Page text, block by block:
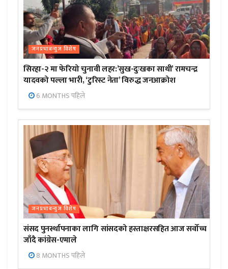
जनप्रभाबन्युज विशेष
सिरहा-२ मा फेरियो चुनावी लहर:’सुख-दुःखका साथी’ रामचन्द्र
यादवको पल्ला भारी, ‘टुरिस्ट नेता’ विरुद्ध जनआक्रोश
6 MONTHS पहिले
जनप्रभाबन्युज विशेष
संसद पुनर्स्थापनाका लागि सांसदको हस्ताक्षरसहित आज सर्वोच्च
जाँदै कांग्रेस-एमाले
8 MONTHS पहिले